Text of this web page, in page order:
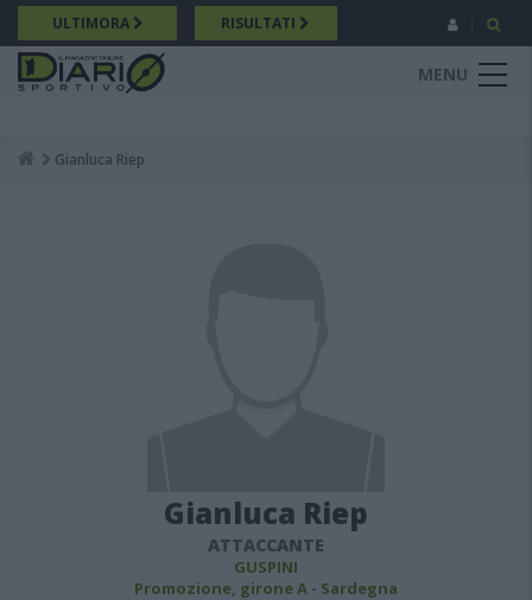
Salta
al
contenuto
principale
ULTIMORA RISULTATI
MENU
Breadcrumb
Gianluca Riep
Gianluca Riep
ATTACCANTE
GUSPINI
Promozione, girone A - Sardegna